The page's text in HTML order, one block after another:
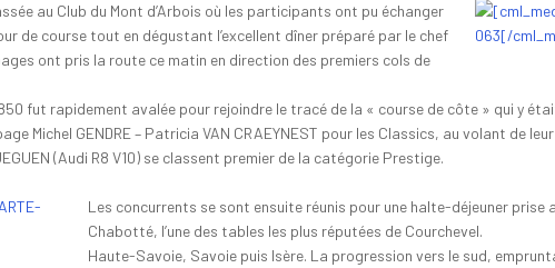
au Club du Mont d’Arbois où les participants ont pu échanger
de course tout en dégustant l’excellent dîner préparé par le chef
ont pris la route ce matin en direction des premiers cols de
fut rapidement avalée pour rejoindre le tracé de la « course de côte » qui y
Michel GENDRE – Patricia VAN CRAEYNEST pour les Classics, au volant de
(Audi R8 V10) se classent premier de la catégorie Prestige.
Les concurrents se sont ensuite réunis pour une halte-déjeuner
Chabotté, l’une des tables les plus réputées de Courchevel.
Haute-Savoie, Savoie puis Isère. La progression vers le sud,